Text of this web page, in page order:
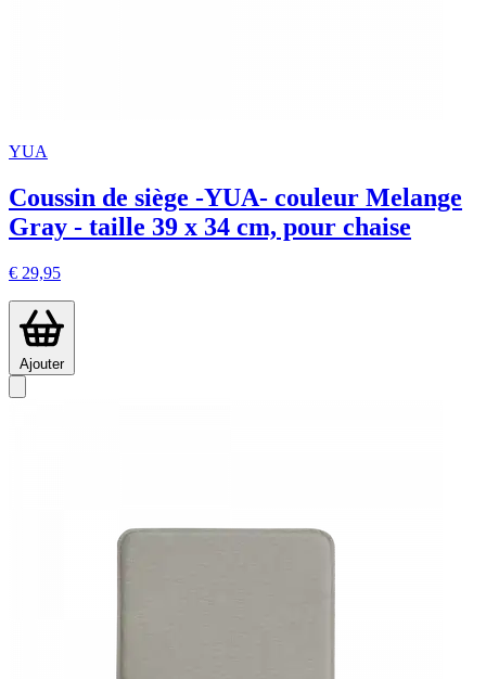
YUA
Coussin de siège -YUA- couleur Melange
Gray - taille 39 x 34 cm, pour chaise
€ 29,95
Ajouter